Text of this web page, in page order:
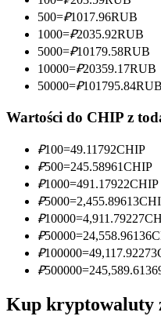
Zostań traderem
Ciesz się podziałem
transakcji
Informacja
Analiza Big Data, w tym
500=₽1017.96RUB
1000=₽2035.92RUB
5000=₽10179.58RUB
10000=₽20359.17RUB
50000=₽101795.84RUB
Wartości do CHIP z
₽100=49.11792CHIP
₽500=245.58961CHIP
₽1000=491.17922CHIP
₽5000=2,455.89613
₽10000=4,911.79227
₽50000=24,558.96136
₽100000=49,117.92273
₽500000=
Kup kryptowaluty